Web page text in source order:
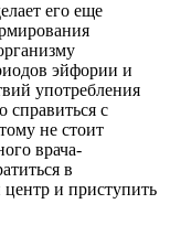
его еще
эйфории и
употребления
справиться с
не стоит
врача-
в
и приступить